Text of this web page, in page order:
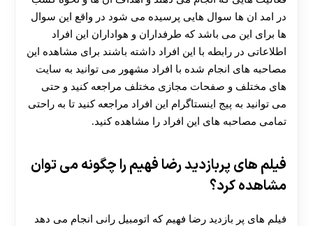
در امد ان ها سوال هایی پرسیده می شود در واقع این سوال
ها برای این می باشد که طرفداران و هواداران این افراد
اطلاعاتی در رابطه با این افراد داشته باشند برای مشاهده این
مصاحبه های انجام شده با افراد مشهور می توانید به سایت
های مختلف و صفحات مجازی مختلف مراجعه کنید و حتی
می توانید به پیج اینستاگرام این افراد مراجعه کنید تا به راحتی
تمامی مصاحبه های این افراد را مشاهده کنید.
فیلم های پربازدید رضا فهیم را چگونه می توان
مشاهده کرد؟
فیلم های پر بازدید رضا فهیم که اتومبیل رانی انجام می دهد